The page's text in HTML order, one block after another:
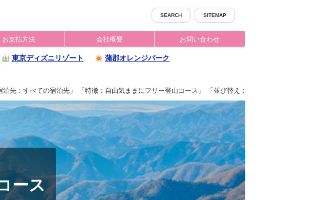
SEARCH SITEMAP
お支払方法 会社概要 お問い合わせ
東京ディズニリゾート 蒲郡オレンジパーク
先：すべての宿泊先」 「特徴：自由気ままにフリー登山コース」 「並び替え：人気順」
ース